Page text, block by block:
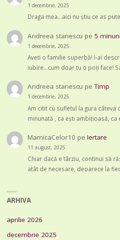
1 decembrie, 2025
Draga mea...aici nu știu ce as
Andreea stanescu pe 5 minuni
1 decembrie, 2025
Aveti o familie superbă! I-ai
iubire...cum doar tu o poți face!
Andreea stanescu peTimp
1 decembrie, 2025
Am citit cu sufletul la gura
minunată , ca ești ambițioasă, ca
MamicaCelor10 peIertare
11 august, 2025
Chiar dacă e târziu, continui să
atât de necesare, deoarece la
ARHIVA
aprilie 2026
decembrie 2025